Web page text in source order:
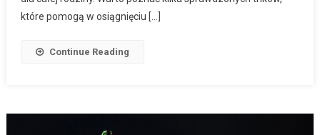
które pomogą w osiągnięciu […]
Continue Reading